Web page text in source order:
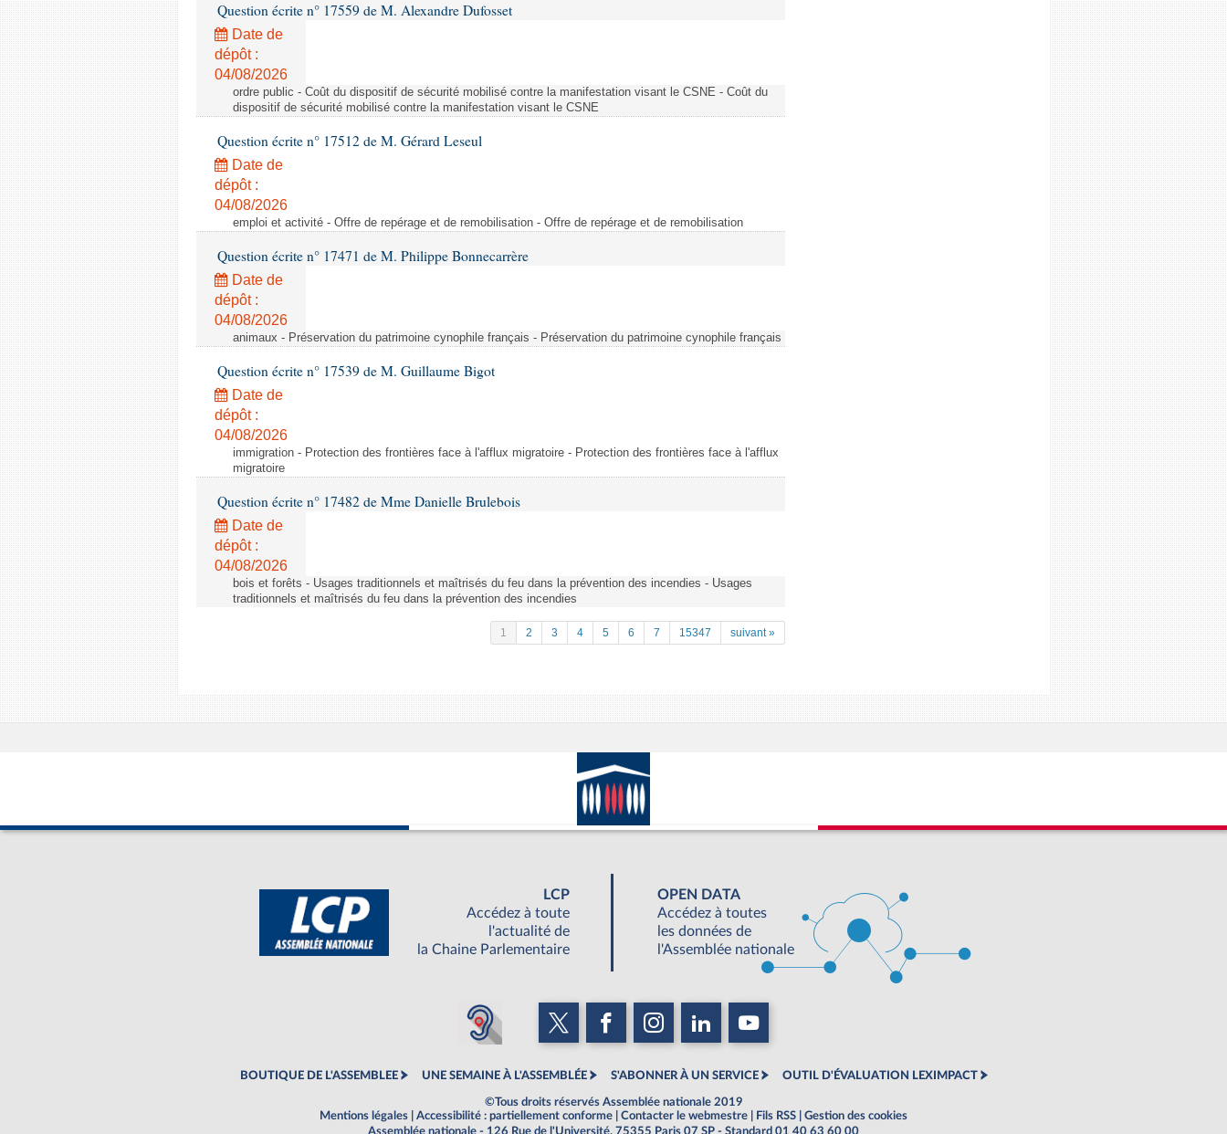
Question écrite n° 17559 de M. Alexandre Dufosset
Date de
dépôt :
04/08/2026
ordre public - Coût du dispositif de sécurité mobilisé contre la manifestation visant le CSNE - Coût du
dispositif de sécurité mobilisé contre la manifestation visant le CSNE
Question écrite n° 17512 de M. Gérard Leseul
Date de
dépôt :
04/08/2026
emploi et activité - Offre de repérage et de remobilisation - Offre de repérage et de remobilisation
Question écrite n° 17471 de M. Philippe Bonnecarrère
Date de
dépôt :
04/08/2026
animaux - Préservation du patrimoine cynophile français - Préservation du patrimoine cynophile français
Question écrite n° 17539 de M. Guillaume Bigot
Date de
dépôt :
04/08/2026
immigration - Protection des frontières face à l'afflux migratoire - Protection des frontières face à l'afflux
migratoire
Question écrite n° 17482 de Mme Danielle Brulebois
Date de
dépôt :
04/08/2026
bois et forêts - Usages traditionnels et maîtrisés du feu dans la prévention des incendies - Usages
traditionnels et maîtrisés du feu dans la prévention des incendies
1 2 3 4 5 6 7 15347 suivant »
LCP
Accédez à toute
l'actualité de
la Chaine Parlementaire
OPEN DATA
Accédez à toutes
les données de
l'Assemblée nationale
BOUTIQUE DE L'ASSEMBLEE UNE SEMAINE À L'ASSEMBLÉE S'ABONNER À UN SERVICE OUTIL D'ÉVALUATION LEXIMPACT
©Tous droits réservés Assemblée nationale 2019
Mentions légales
Accessibilité : partiellement conforme Contacter le webmestre Fils RSS
Gestion des cookies
Assemblée nationale - 126 Rue de l'Université, 75355 Paris 07 SP - Standard 01 40 63 60 00